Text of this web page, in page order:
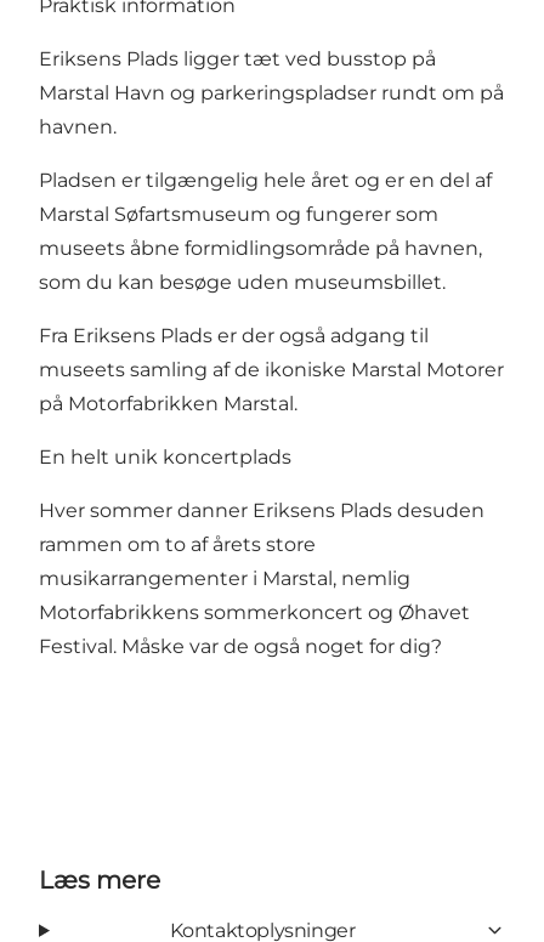
Praktisk information
Eriksens Plads ligger tæt ved busstop på
Marstal Havn og parkeringspladser rundt om på
havnen.
Pladsen er tilgængelig hele året og er en del af
Marstal Søfartsmuseum og fungerer som
museets åbne formidlingsområde på havnen,
som du kan besøge uden museumsbillet.
Fra Eriksens Plads er der også adgang til
museets samling af de ikoniske Marstal Motorer
på Motorfabrikken Marstal.
En helt unik koncertplads
Hver sommer danner Eriksens Plads desuden
rammen om to af årets store
musikarrangementer i Marstal, nemlig
Motorfabrikkens sommerkoncert og Øhavet
Festival. Måske var de også noget for dig?
Læs mere
Kontaktoplysninger